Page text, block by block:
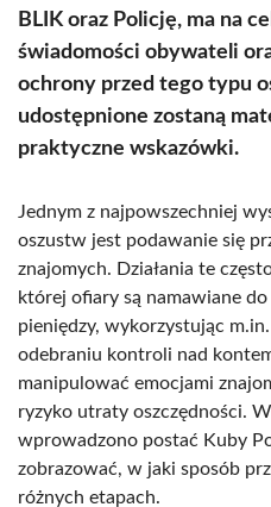
BLIK oraz Policję, ma na
świadomości obywateli
ochrony przed tego typu
udostępnione zostaną
praktyczne wskazówki.
Jednym z najpowszechniej
oszustw jest podawanie się
znajomych. Działania te
której ofiary są namawiane do
pieniędzy, wykorzystując
odebraniu kontroli nad
manipulować emocjami
ryzyko utraty oszczędności.
wprowadzono postać Kuby
zobrazować, w jaki sposób
różnych etapach.